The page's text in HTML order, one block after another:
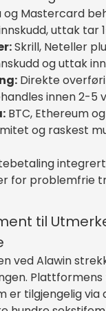
og Mastercard
uttak tar
Skrill, Neteller
og uttak
Direkte
innen 2-5
BTC, Ethereum
og raskest
for problemfrie
til
ved Alawin
er tilgjengelig via